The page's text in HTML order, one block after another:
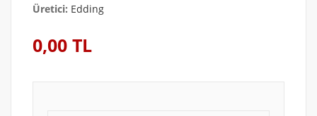
Üretici: Edding
0,00 TL